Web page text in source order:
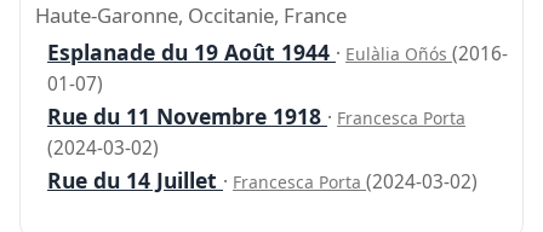
Haute-Garonne, Occitanie, France
Esplanade du 19 Août 1944 · Eulàlia Oñós (2016-
01-07)
Rue du 11 Novembre 1918 · Francesca Porta
(2024-03-02)
Rue du 14 Juillet · Francesca Porta (2024-03-02)